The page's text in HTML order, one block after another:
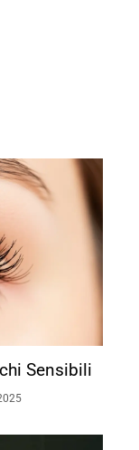
Sensibili